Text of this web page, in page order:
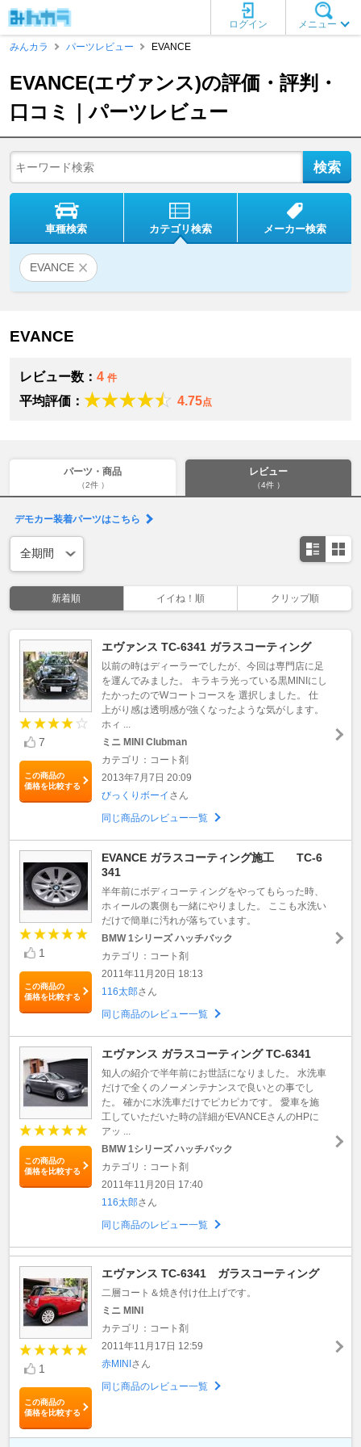
メニュー
ログイン
みんカラ
パーツレビュー EVANCE
EVANCE(エヴァンス)の評価・評判・
口コミ｜パーツレビュー
車種検索 カテゴリ検索 メーカー検索
EVANCE
EVANCE
レビュー数： 4 件
平均評価： 4.75点
パーツ・商品
（2件 ）
レビュー
（4件 ）
デモカー装着パーツはこちら
新着順 イイね！順 クリップ順
7
この商品の
価格を比較する
エヴァンス TC-6341 ガラスコーティング
以前の時はディーラーでしたが、今回は専門店に足
を運んでみました。 キラキラ光っている黒MINIにし
たかったのでWコートコースを 選択しました。 仕
上がり感は透明感が強くなったような気がします。
ホィ ...
ミニ MINI Clubman
カテゴリ：コート剤
2013年7月7日 20:09
びっくりボーイ さん
同じ商品のレビュー一覧
1
この商品の
価格を比較する
EVANCE ガラスコーティング施工 TC-6
341
半年前にボディコーティングをやってもらった時、
ホィールの裏側も一緒にやりました。 ここも水洗い
だけで簡単に汚れが落ちています。
BMW 1シリーズ ハッチバック
カテゴリ：コート剤
2011年11月20日 18:13
116太郎さん
同じ商品のレビュー一覧
この商品の
価格を比較する
エヴァンス ガラスコーティング TC-6341
知人の紹介で半年前にお世話になりました。 水洗車
だけで全くのノーメンテナンスで良いとの事でし
た。 確かに水洗車だけでピカピカです。 愛車を施
工していただいた時の詳細がEVANCEさんのHPに
アッ ...
BMW 1シリーズ ハッチバック
カテゴリ：コート剤
2011年11月20日 17:40
116太郎さん
同じ商品のレビュー一覧
1
この商品の
価格を比較する
エヴァンス TC-6341 ガラスコーティング
二層コート＆焼き付け仕上げです。
ミニ MINI
カテゴリ：コート剤
2011年11月17日 12:59
赤MINIさん
同じ商品のレビュー一覧